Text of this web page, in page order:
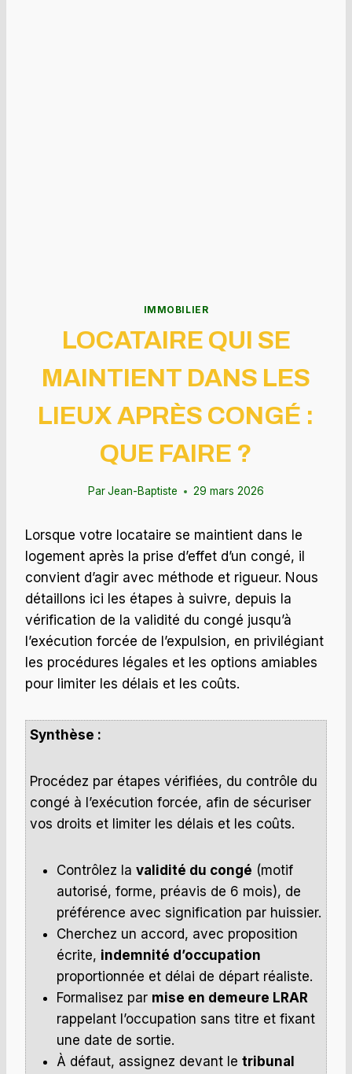
IMMOBILIER
LOCATAIRE QUI SE
MAINTIENT DANS LES
LIEUX APRÈS CONGÉ :
QUE FAIRE ?
ParJean-Baptiste 29 mars 2026
Lorsque votre locataire se maintient dans le
logement après la prise d’effet d’un congé, il
convient d’agir avec méthode et rigueur. Nous
détaillons ici les étapes à suivre, depuis la
vérification de la validité du congé jusqu’à
l’exécution forcée de l’expulsion, en privilégiant
les procédures légales et les options amiables
pour limiter les délais et les coûts.
Synthèse :
Procédez par étapes vérifiées, du contrôle du
congé à l’exécution forcée, afin de sécuriser
vos droits et limiter les délais et les coûts.
Contrôlez la validité du congé (motif
autorisé, forme, préavis de 6 mois), de
préférence avec signification par huissier.
Cherchez un accord, avec proposition
écrite, indemnité d’occupation
proportionnée et délai de départ réaliste.
Formalisez par mise en demeure LRAR
rappelant l’occupation sans titre et fixant
une date de sortie.
À défaut, assignez devant le tribunal